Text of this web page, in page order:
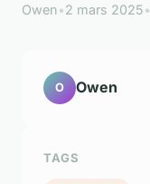
Owen•2 mars 2025•
O Owen
TAGS